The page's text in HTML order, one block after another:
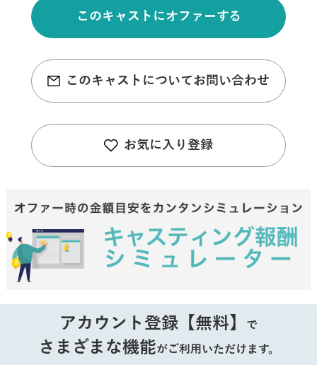
このキャストにオファーする
このキャストについてお問い合わせ
お気に入り登録
アカウント登録【無料】 で
さまざまな機能がご利用いただけます。